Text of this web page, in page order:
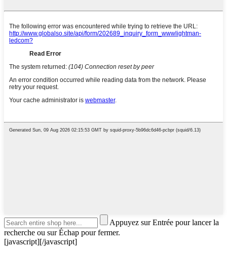
Appuyez sur Entrée pour lancer la
recherche ou sur Échap pour fermer.
[javascript][/javascript]